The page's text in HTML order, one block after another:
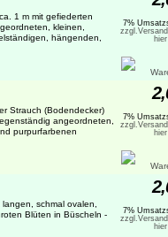
1 m mit gefiederten
kleinen,
hängenden,
7%
Strauch (Bodendecker)
angeordneten,
purpurfarbenen
7%
schmal ovalen,
Blüten in Büscheln -
7%